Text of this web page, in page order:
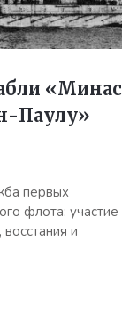
«Минас
Паулу»
первых
флота: участие
и